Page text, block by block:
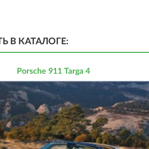
В КАТАЛОГЕ:
Porsche 911 Targa 4